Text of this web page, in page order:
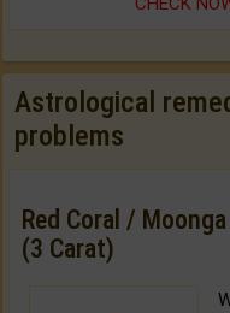
Astrological
problems
Red Coral / Moonga
(3 Carat)